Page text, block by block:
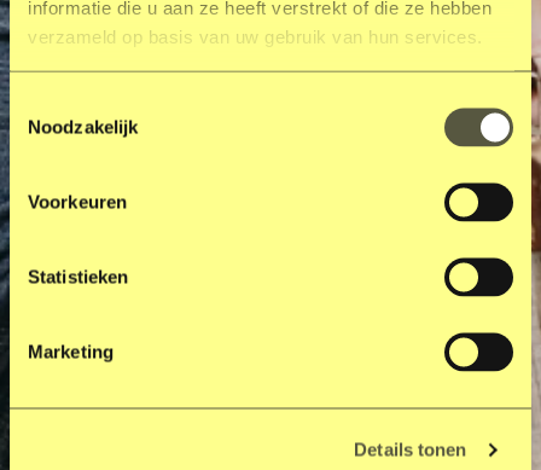
informatie die u aan ze heeft verstrekt of die ze hebben
verzameld op basis van uw gebruik van hun services.
Toestemmingsselectie
Noodzakelijk
Voorkeuren
Statistieken
Marketing
Details tonen